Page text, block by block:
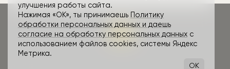
улучшения работы сайта.
Нажимая «ОК», ты принимаешь Политику
обработки персональных данных и даешь
согласие на обработку персональных данныхс
использованием файлов cookies, системы Яндекс
Метрика.
OK